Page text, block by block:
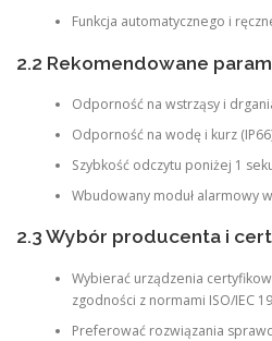
Funkcja automatycznego i
2.2 Rekomendowane
Odporność na wstrząsy i
Odporność na wodę i kurz
Szybkość odczytu poniżej 1
Wbudowany moduł alarmowy
2.3 Wybór producenta i
Wybierać urządzenia
zgodności z normami ISO/IEC
Preferować rozwiązania